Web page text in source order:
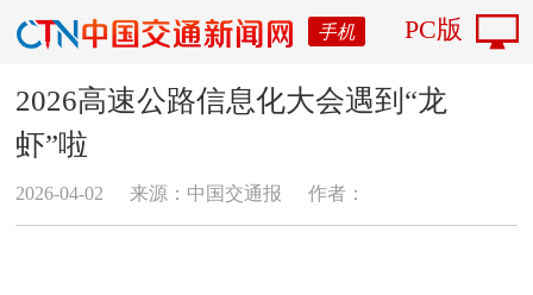
手机 PC版
2026高速公路信息化大会遇到“龙
虾”啦
2026-04-02 来源：中国交通报 作者：